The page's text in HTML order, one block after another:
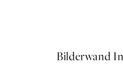
Bilderwand